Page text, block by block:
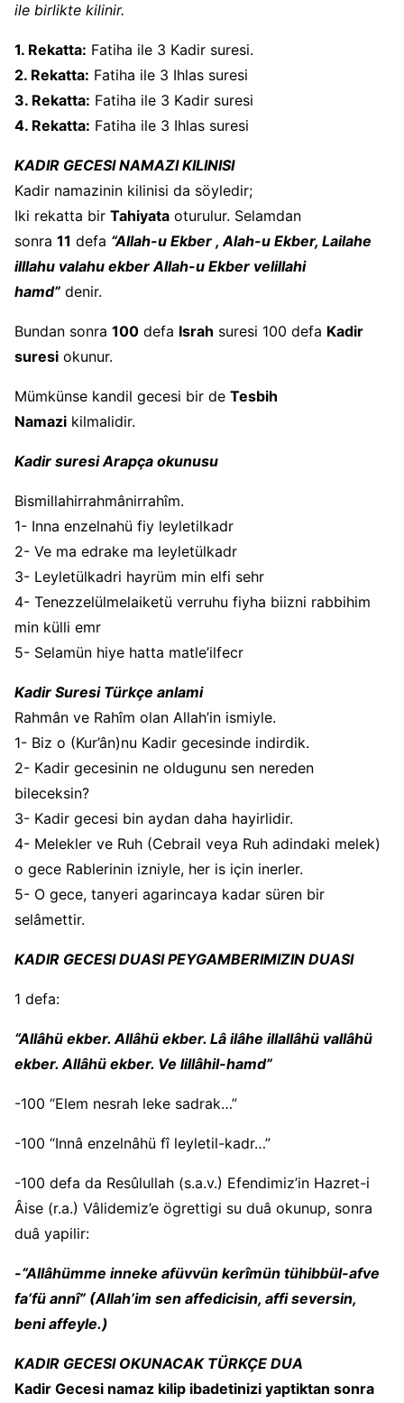
ile birlikte kilinir.
1. Rekatta: Fatiha ile 3 Kadir suresi.
2. Rekatta: Fatiha ile 3 Ihlas suresi
3. Rekatta: Fatiha ile 3 Kadir suresi
4. Rekatta: Fatiha ile 3 Ihlas suresi
KADIR GECESI NAMAZI KILINISI
Kadir namazinin kilinisi da söyledir;
Iki rekatta bir Tahiyata oturulur. Selamdan
sonra 11 defa “Allah-u Ekber , Alah-u Ekber, Lailahe
illlahu valahu ekber Allah-u Ekber velillahi
hamd” denir.
Bundan sonra 100 defa Israh suresi 100 defa Kadir
suresi okunur.
Mümkünse kandil gecesi bir de Tesbih
Namazi kilmalidir.
Kadir suresi Arapça okunusu
Bismillahirrahmânirrahîm.
1- Inna enzelnahü fiy leyletilkadr
2- Ve ma edrake ma leyletülkadr
3- Leyletülkadri hayrüm min elfi sehr
4- Tenezzelülmelaiketü verruhu fiyha biizni rabbihim
min külli emr
5- Selamün hiye hatta matle’ilfecr
Kadir Suresi Türkçe anlami
Rahmân ve Rahîm olan Allah’in ismiyle.
1- Biz o (Kur’ân)nu Kadir gecesinde indirdik.
2- Kadir gecesinin ne oldugunu sen nereden
bileceksin?
3- Kadir gecesi bin aydan daha hayirlidir.
4- Melekler ve Ruh (Cebrail veya Ruh adindaki melek)
o gece Rablerinin izniyle, her is için inerler.
5- O gece, tanyeri agarincaya kadar süren bir
selâmettir.
KADIR GECESI DUASI PEYGAMBERIMIZIN DUASI
1 defa:
“Allâhü ekber. Allâhü ekber. Lâ ilâhe illallâhü vallâhü
ekber. Allâhü ekber. Ve lillâhil-hamd”
-100 “Elem nesrah leke sadrak…”
-100 “Innâ enzelnâhü fî leyletil-kadr…”
-100 defa da Resûlullah (s.a.v.) Efendimiz’in Hazret-i
Âise (r.a.) Vâlidemiz’e ögrettigi su duâ okunup, sonra
duâ yapilir:
-“Allâhümme inneke afüvvün kerîmün tühibbül-afve
fa’fü annî” (Allah’im sen affedicisin, affi seversin,
beni affeyle.)
KADIR GECESI OKUNACAK TÜRKÇE DUA
Kadir Gecesi namaz kilip ibadetinizi yaptiktan sonra